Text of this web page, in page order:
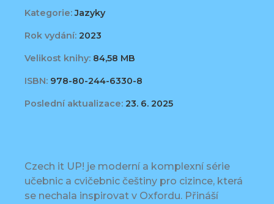
Kategorie:Jazyky
Rok vydání: 2023
Velikost knihy: 84,58 MB
ISBN: 978-80-244-6330-8
Poslední aktualizace: 23. 6. 2025
Czech it UP! je moderní a komplexní série
učebnic a cvičebnic češtiny pro cizince, která
se nechala inspirovat v Oxfordu. Přináší